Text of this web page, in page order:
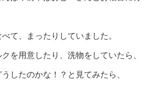
て、まったりしていました。
を用意したり、洗物をしていたら、
したのかな！？と見てみたら、